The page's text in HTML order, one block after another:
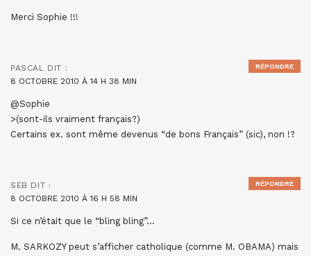
Merci Sophie !!!
PASCAL DIT :
8 OCTOBRE 2010 À 14 H 38 MIN
@Sophie
>(sont-ils vraiment français?)
Certains ex. sont même devenus “de bons Français” (sic), non !?
RÉPONDRE
SEB DIT :
8 OCTOBRE 2010 À 16 H 58 MIN
Si ce n’était que le “bling bling”…
M. SARKOZY peut s’afficher catholique (comme M. OBAMA) mais
RÉPONDRE